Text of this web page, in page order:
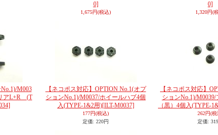
0]
1,675円(税込)
0]
1,320円(
M003
アL+R (T
【ネコポス対応】OPTION No.1(オプ
ションNo.1)/M0037/ホイールハブ4個
入(TYPE-1&2用)[ILT-M0037]
177円(税込)
定価: 220円
【ネコポス対応】
ションNo.1)/
（黒）4個入(TYPE-
262円(税
定価: